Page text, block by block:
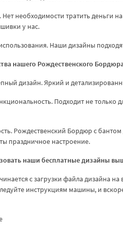
необходимости тратить деньги
у нас.
Наши дизайны
нашего Рождественского
дизайн. Яркий и
Подходит не только
Рождественский Бордюр с
праздничное настроение.
наши бесплатные дизайны
с загрузки файла дизайна
инструкциям машины, и